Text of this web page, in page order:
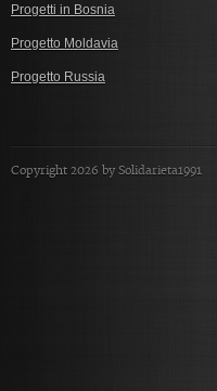
Progetti in Bosnia
Progetto Moldavia
Progetto Russia
Copyright 2026 by Solidarieta1991